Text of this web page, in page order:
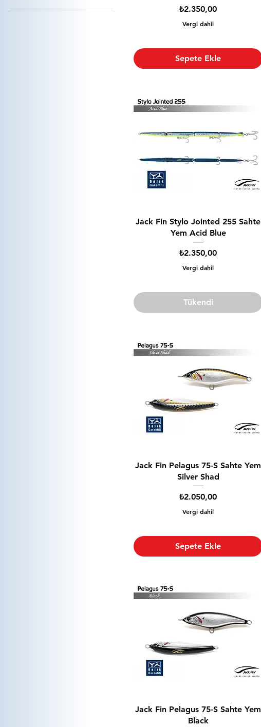
L
Fiyat
₺2.350,00
Vergi dahil
Sepete Ekle
Jack Fin Stylo Jointed 255 Sahte
Yem Acid Blue
Fiyat
₺2.350,00
Vergi dahil
Tükendi
Jack Fin Pelagus 75-S Sahte Yem
Silver Shad
Fiyat
₺2.050,00
Vergi dahil
Sepete Ekle
Jack Fin Pelagus 75-S Sahte Yem
Black